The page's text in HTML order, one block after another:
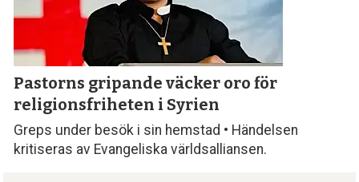
Pastorns gripande väcker oro för
religionsfriheten i Syrien
Greps under besök i sin hemstad • Händelsen
kritiseras av Evangeliska världsalliansen.